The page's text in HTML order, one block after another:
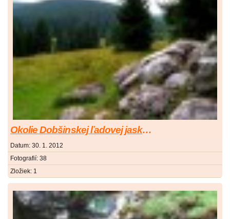
Okolie Dobšinskej ľadovej jaskyne
Datum: 30. 1. 2012
Fotografií: 38
Zložiek: 1